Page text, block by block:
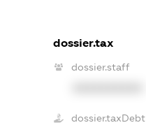
dossier.tax
dossier.staff
dossier.taxDebt